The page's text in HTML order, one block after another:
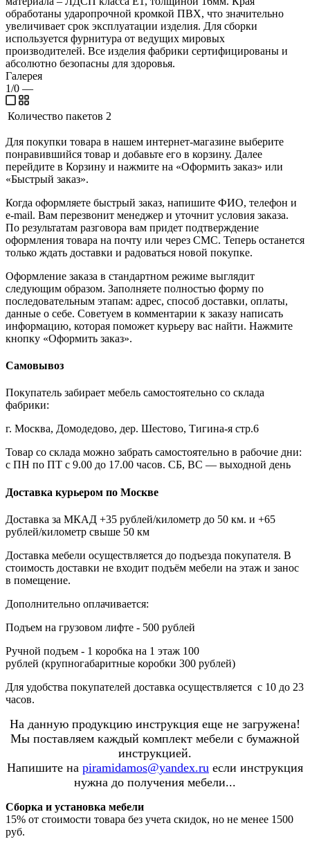
обработаны ударопрочной кромкой ПВХ, что значительно
увеличивает срок эксплуатации изделия. Для сборки
используется фурнитура от ведущих мировых
производителей. Все изделия фабрики сертифицированы и
абсолютно безопасны для здоровья.
Галерея
1/0 —
Количество пакетов 2
Для покупки товара в нашем интернет-магазине выберите
понравившийся товар и добавьте его в корзину. Далее
перейдите в Корзину и нажмите на «Оформить заказ» или
«Быстрый заказ».
Когда оформляете быстрый заказ, напишите ФИО, телефон и
e-mail. Вам перезвонит менеджер и уточнит условия заказа.
По результатам разговора вам придет подтверждение
оформления товара на почту или через СМС. Теперь останется
только ждать доставки и радоваться новой покупке.
Оформление заказа в стандартном режиме выглядит
следующим образом. Заполняете полностью форму по
последовательным этапам: адрес, способ доставки, оплаты,
данные о себе. Советуем в комментарии к заказу написать
информацию, которая поможет курьеру вас найти. Нажмите
кнопку «Оформить заказ».
Самовывоз
Покупатель забирает мебель самостоятельно со склада
фабрики:
г. Москва, Домодедово, дер. Шестово, Тигина-я стр.6
Товар со склада можно забрать самостоятельно в рабочие дни:
с ПН по ПТ с 9.00 до 17.00 часов. СБ, ВС — выходной день
Доставка курьером по Москве
Доставка за МКАД +35 рублей/километр до 50 км. и +65
рублей/километр свыше 50 км
Доставка мебели осуществляется до подъезда покупателя. В
стоимость доставки не входит подъём мебели на этаж и занос
в помещение.
Дополнительно оплачивается:
Подъем на грузовом лифте - 500 рублей
Ручной подъем - 1 коробка на 1 этаж 100
рублей (крупногабаритные коробки 300 рублей)
Для удобства покупателей доставка осуществляется с 10 до 23
часов.
На данную продукцию инструкция еще не загружена!
Мы поставляем каждый комплект мебели с бумажной
инструкцией.
Напишите на piramidamos@yandex.ru если инструкция
нужна до получения мебели...
Сборка и установка мебели
15% от стоимости товара без учета скидок, но не менее 1500
руб.